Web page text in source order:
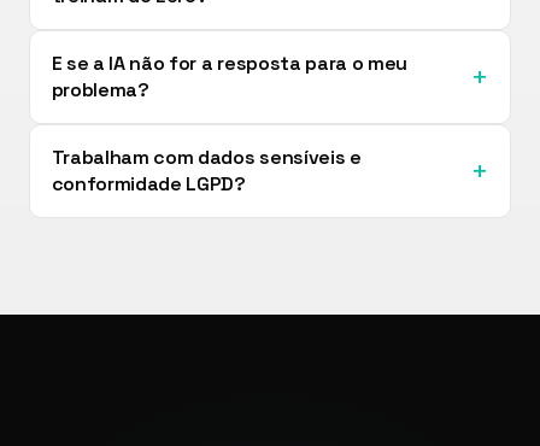
E se a IA não for a resposta para o meu
problema?
+
Trabalham com dados sensíveis e
conformidade LGPD?
+